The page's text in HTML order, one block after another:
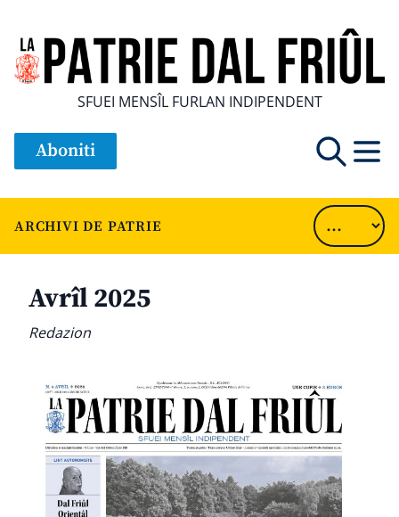
SFUEI MENSÎL FURLAN INDIPENDENT
Aboniti
ARCHIVI DE PATRIE
Avrîl 2025
Redazion